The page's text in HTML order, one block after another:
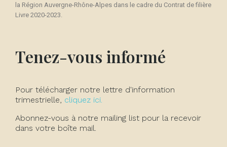
la Région Auvergne-Rhône-Alpes dans le cadre du Contrat de filière
Livre 2020-2023.
Tenez-vous informé
Pour télécharger notre lettre d'information
trimestrielle, cliquez ici.
Abonnez-vous à notre mailing list pour la recevoir
dans votre boîte mail.